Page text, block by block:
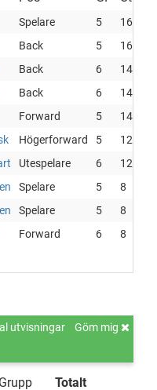
Spelare 5
16
Back 5
16
Back 6
14
Back 6
14
Forward 5
14
Högerforward 5
12
Utespelare 6
12
Spelare 5
8
Spelare 5
8
Forward 6
8
Göm mig
utvisningar
Grupp Totalt